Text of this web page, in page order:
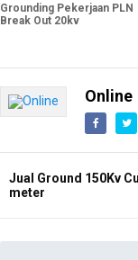
Grounding Pekerjaan PLN
Break Out 20kv
Online
Jual Ground 150Kv
meter